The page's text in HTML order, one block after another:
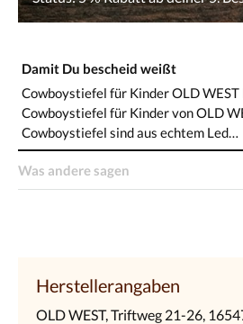
Damit Du bescheid weißt
Cowboystiefel für Kinder OLD
Cowboystiefel für Kinder von OLD
Cowboystiefel sind aus echtem Led…
Was andere sagen
Herstellerangaben
OLD WEST, Triftweg 21-26,